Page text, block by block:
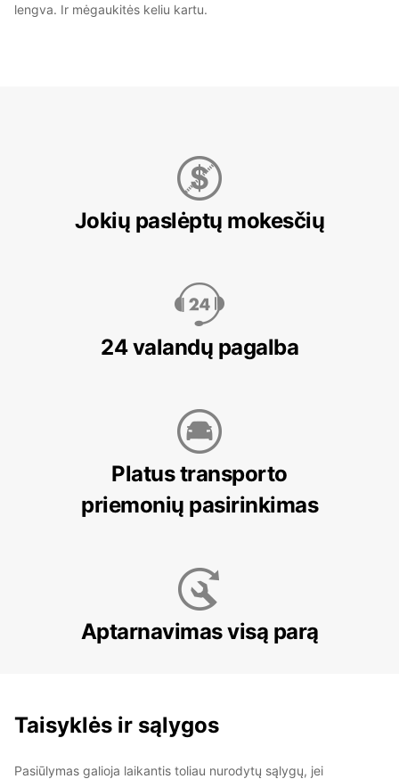
lengva. Ir mėgaukitės keliu kartu.
Jokių paslėptų mokesčių
24 valandų pagalba
Platus transporto
priemonių pasirinkimas
Aptarnavimas visą parą
Taisyklės ir sąlygos
Pasiūlymas galioja laikantis toliau nurodytų sąlygų, jei